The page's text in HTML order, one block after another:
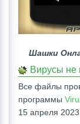
Шашки
Вирусы не
Все файлы
программы
15 апреля